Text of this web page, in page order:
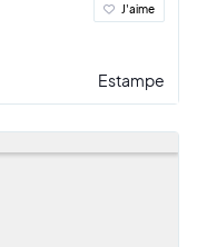
J'aime
Estampe